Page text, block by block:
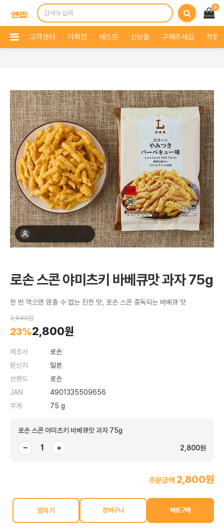
0
고객센터 기획전 베스트 신상품 구해주세요 적립
로손 스콘 야미츠키 바베큐맛 과자 75g
한 번 먹으면 멈출 수 없는 진한 맛, 로손 스콘 중독되는 바베큐 맛
3,640원
23%2,800원
제조사
로손
원산지
일본
브랜드
로손
JAN
4901335509656
무게
75 g
로손 스콘 야미츠키 바베큐맛 과자 75g
− + 2,800원
주문금액 2,800원
찜하기